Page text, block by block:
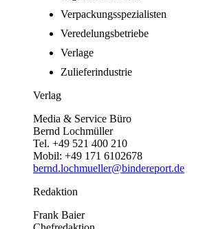
Verpackungsspezialisten
Veredelungsbetriebe
Verlage
Zulieferindustrie
Verlag
Media & Service Büro
Bernd Lochmüller
Tel. +49 521 400 210
Mobil: +49 171 6102678
bernd.lochmueller@bindereport.de
Redaktion
Frank Baier